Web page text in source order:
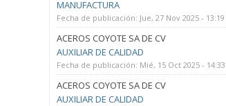
MANUFACTURA
Fecha de publicación: Jue, 27 Nov 2025 - 13:19
ACEROS COYOTE SA DE CV
AUXILIAR DE CALIDAD
Fecha de publicación: Mié, 15 Oct 2025 - 14:33
ACEROS COYOTE SA DE CV
AUXILIAR DE CALIDAD